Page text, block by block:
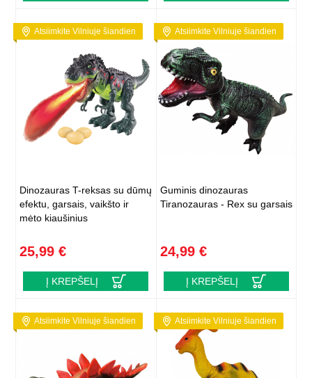
Atsiimkite Vilniuje šiandien
Dinozauras T-reksas su dūmų
efektu, garsais, vaikšto ir
mėto kiaušinius
25,99 €
Į KREPŠELĮ
Atsiimkite Vilniuje šiandien
Guminis dinozauras
Tiranozauras - Rex su garsais
24,99 €
Į KREPŠELĮ
Atsiimkite Vilniuje šiandien Atsiimkite Vilniuje šiandien